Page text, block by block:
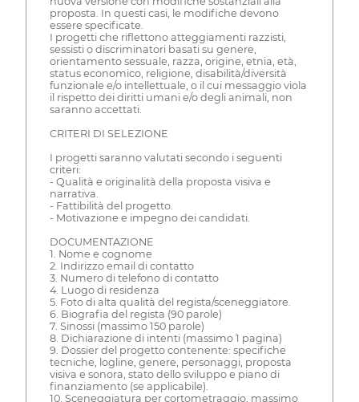
proposta. In questi casi, le modifiche devono
essere specificate.
I progetti che riflettono atteggiamenti razzisti,
sessisti o discriminatori basati su genere,
orientamento sessuale, razza, origine, etnia, età,
status economico, religione, disabilità/diversità
funzionale e/o intellettuale, o il cui messaggio viola
il rispetto dei diritti umani e/o degli animali, non
saranno accettati.
CRITERI DI SELEZIONE
I progetti saranno valutati secondo i seguenti
criteri:
- Qualità e originalità della proposta visiva e
narrativa.
- Fattibilità del progetto.
- Motivazione e impegno dei candidati.
DOCUMENTAZIONE
1. Nome e cognome
2. Indirizzo email di contatto
3. Numero di telefono di contatto
4. Luogo di residenza
5. Foto di alta qualità del regista/sceneggiatore.
6. Biografia del regista (90 parole)
7. Sinossi (massimo 150 parole)
8. Dichiarazione di intenti (massimo 1 pagina)
9. Dossier del progetto contenente: specifiche
tecniche, logline, genere, personaggi, proposta
visiva e sonora, stato dello sviluppo e piano di
finanziamento (se applicabile).
10. Sceneggiatura per cortometraggio, massimo